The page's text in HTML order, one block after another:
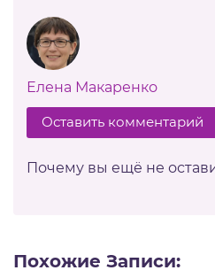
Елена Макаренко
Оставить комментарий
Почему вы ещё не
Похожие Записи: